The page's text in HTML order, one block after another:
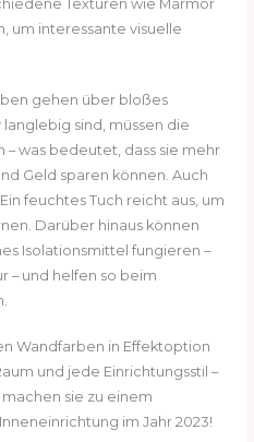
Texturen wie Marmor
um interessante visuelle
gehen über bloßes
langlebig sind, müssen die
was bedeutet, dass sie mehr
Geld sparen können. Auch
feuchtes Tuch reicht aus, um
Darüber hinaus können
Isolationsmittel fungieren –
– und helfen so beim
Wandfarben in Effektoption
und jede Einrichtungsstil –
sie zu einem
im Jahr 2023!